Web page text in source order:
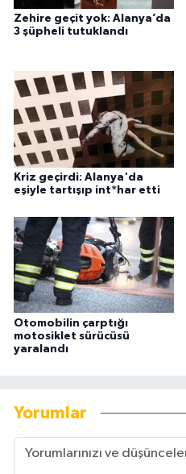
Zehire geçit yok: Alanya’da
3 şüpheli tutuklandı
Kriz geçirdi: Alanya'da
eşiyle tartışıp int*har etti
Otomobilin çarptığı
motosiklet sürücüsü
yaralandı
Yorumlar